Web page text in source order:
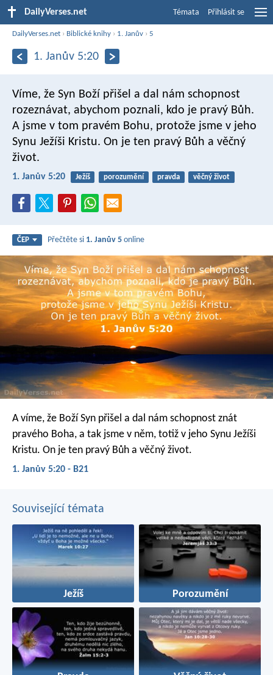
DailyVerses.net Témata Přihlásit se
DailyVerses.net › Biblické knihy › 1. Janův ›5
1. Janův 5:20
Víme, že Syn Boží přišel a dal nám schopnost
rozeznávat, abychom poznali, kdo je pravý Bůh.
A jsme v tom pravém Bohu, protože jsme v jeho
Synu Ježíši Kristu. On je ten pravý Bůh a věčný
život.
1. Janův 5:20 Ježíš porozumění pravda věčný život
ČEP Přečtěte si 1. Janův 5 online
A víme, že Boží Syn přišel a dal nám schopnost znát
pravého Boha, a tak jsme v něm, totiž v jeho Synu Ježíši
Kristu. On je ten pravý Bůh a věčný život.
1. Janův 5:20 - B21
Související témata
Ježíš Porozumění